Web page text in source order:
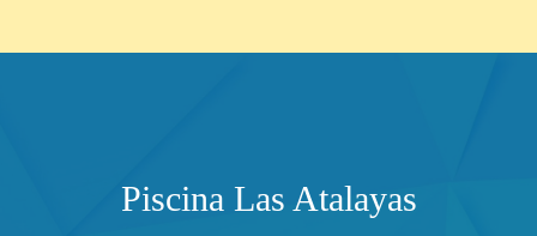
Piscina Las Atalayas